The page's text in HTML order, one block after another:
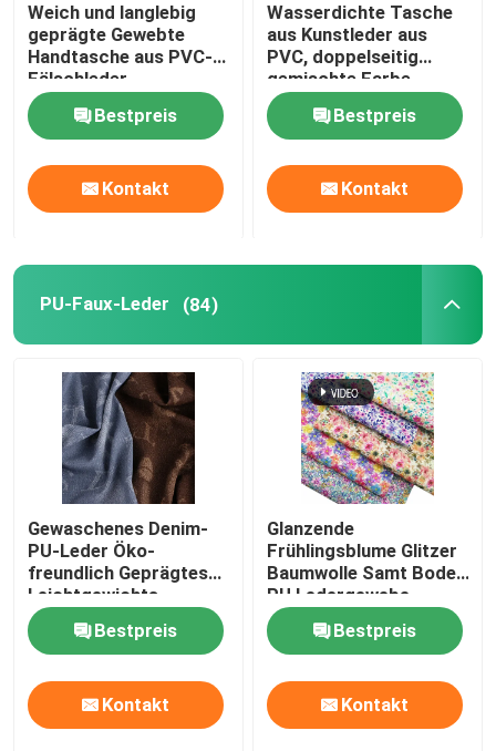
Weich und langlebig
geprägte Gewebte
Handtasche aus PVC-
Fälschleder
Bestpreis
Kontakt
Wasserdichte Tasche
aus Kunstleder aus
PVC, doppelseitig
gemischte Farbe
Bestpreis
Kontakt
PU-Faux-Leder (84)
Gewaschenes Denim-
PU-Leder Öko-
freundlich Geprägtes
Leichtgewichts-
Falsches Leder
Bestpreis
Kontakt
Glanzende
Frühlingsblume Glitzer
Baumwolle Samt Boden
PU Ledergewebe
Bestpreis
Kontakt